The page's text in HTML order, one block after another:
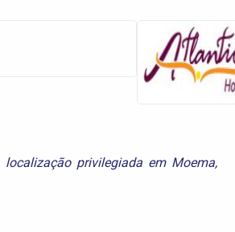
localização privilegiada em Moema,